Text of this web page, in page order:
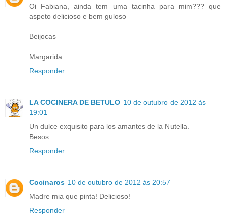
Oi Fabiana, ainda tem uma tacinha para mim??? que
aspeto delicioso e bem guloso
Beijocas
Margarida
Responder
LA COCINERA DE BETULO 10 de outubro de 2012 às
19:01
Un dulce exquisito para los amantes de la Nutella.
Besos.
Responder
Cocinaros 10 de outubro de 2012 às 20:57
Madre mia que pinta! Delicioso!
Responder